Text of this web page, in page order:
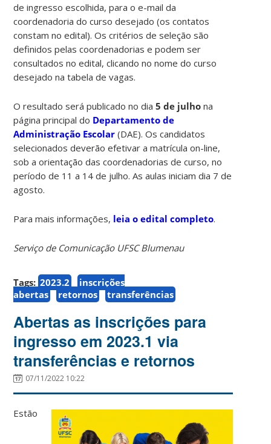
de ingresso escolhida, para o e-mail da
coordenadoria do curso desejado (os contatos
constam no edital). Os critérios de seleção são
definidos pelas coordenadorias e podem ser
consultados no edital, clicando no nome do curso
desejado na tabela de vagas.
O resultado será publicado no dia5 de julho na
página principal do Departamento de
Administração Escolar(DAE). Os candidatos
selecionados deverão efetivar a matrícula on-line,
sob a orientação das coordenadorias de curso, no
período de 11 a 14 de julho. As aulas iniciam dia 7 de
agosto.
Para mais informações, leia o edital completo.
Serviço de Comunicação UFSC Blumenau
Tags: 2023.2
inscrições
abertas
retornos transferências
Abertas as inscrições para
ingresso em 2023.1 via
transferências e retornos
07/11/2022 10:22
Estão